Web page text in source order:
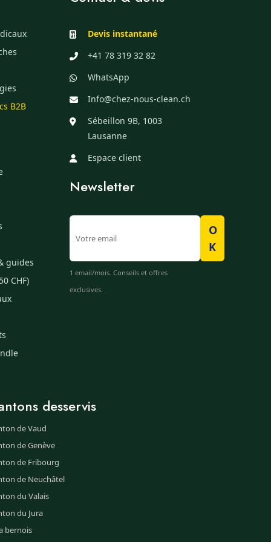
B2B
guides
CHF)
Devis instantané
+41 78 319 32 82
WhatsApp
Info@chez-nous-clean.ch
Sébeillon 9B, 1003
Lausanne
Espace client
Newsletter
O
K
1 email/mois. Conseils et offres
exclusives.
desservis
de Vaud
de Genève
de Fribourg
de Neuchâtel
du Valais
du Jura
bernois